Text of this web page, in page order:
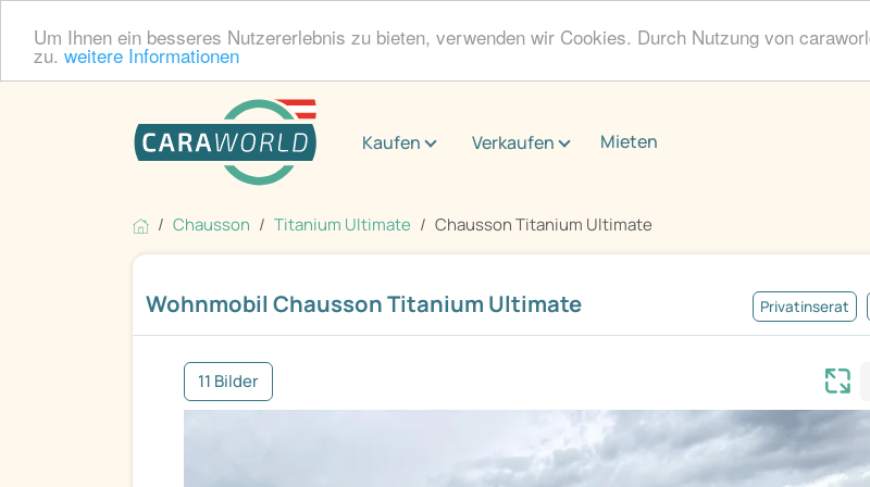
Um Ihnen ein besseres Nutzererlebnis zu bieten, verwenden wir Cookies. Durch Nutzung von
zu. weitere Informationen
Kaufen Verkaufen Mieten
Chausson Titanium Ultimate Chausson Titanium Ultimate
Wohnmobil Chausson Titanium Ultimate Privatinserat
11 Bilder